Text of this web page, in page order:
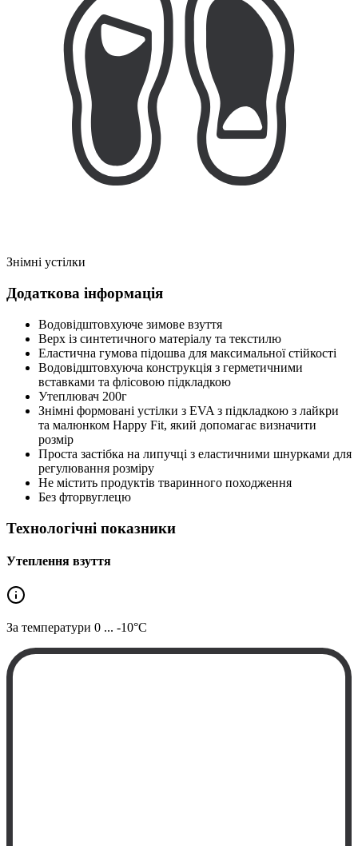
Знімні устілки
Додаткова інформація
Водовідштовхуюче зимове взуття
Верх із синтетичного матеріалу та текстилю
Еластична гумова підошва для максимальної стійкості
Водовідштовхуюча конструкція з герметичними
вставками та флісовою підкладкою
Утеплювач 200г
Знімні формовані устілки з EVA з підкладкою з лайкри
та малюнком Happy Fit, який допомагає визначити
розмір
Проста застібка на липучці з еластичними шнурками для
регулювання розміру
Не містить продуктів тваринного походження
Без фторвуглецю
Технологічні показники
Утеплення взуття
За температури 0 ... -10°C